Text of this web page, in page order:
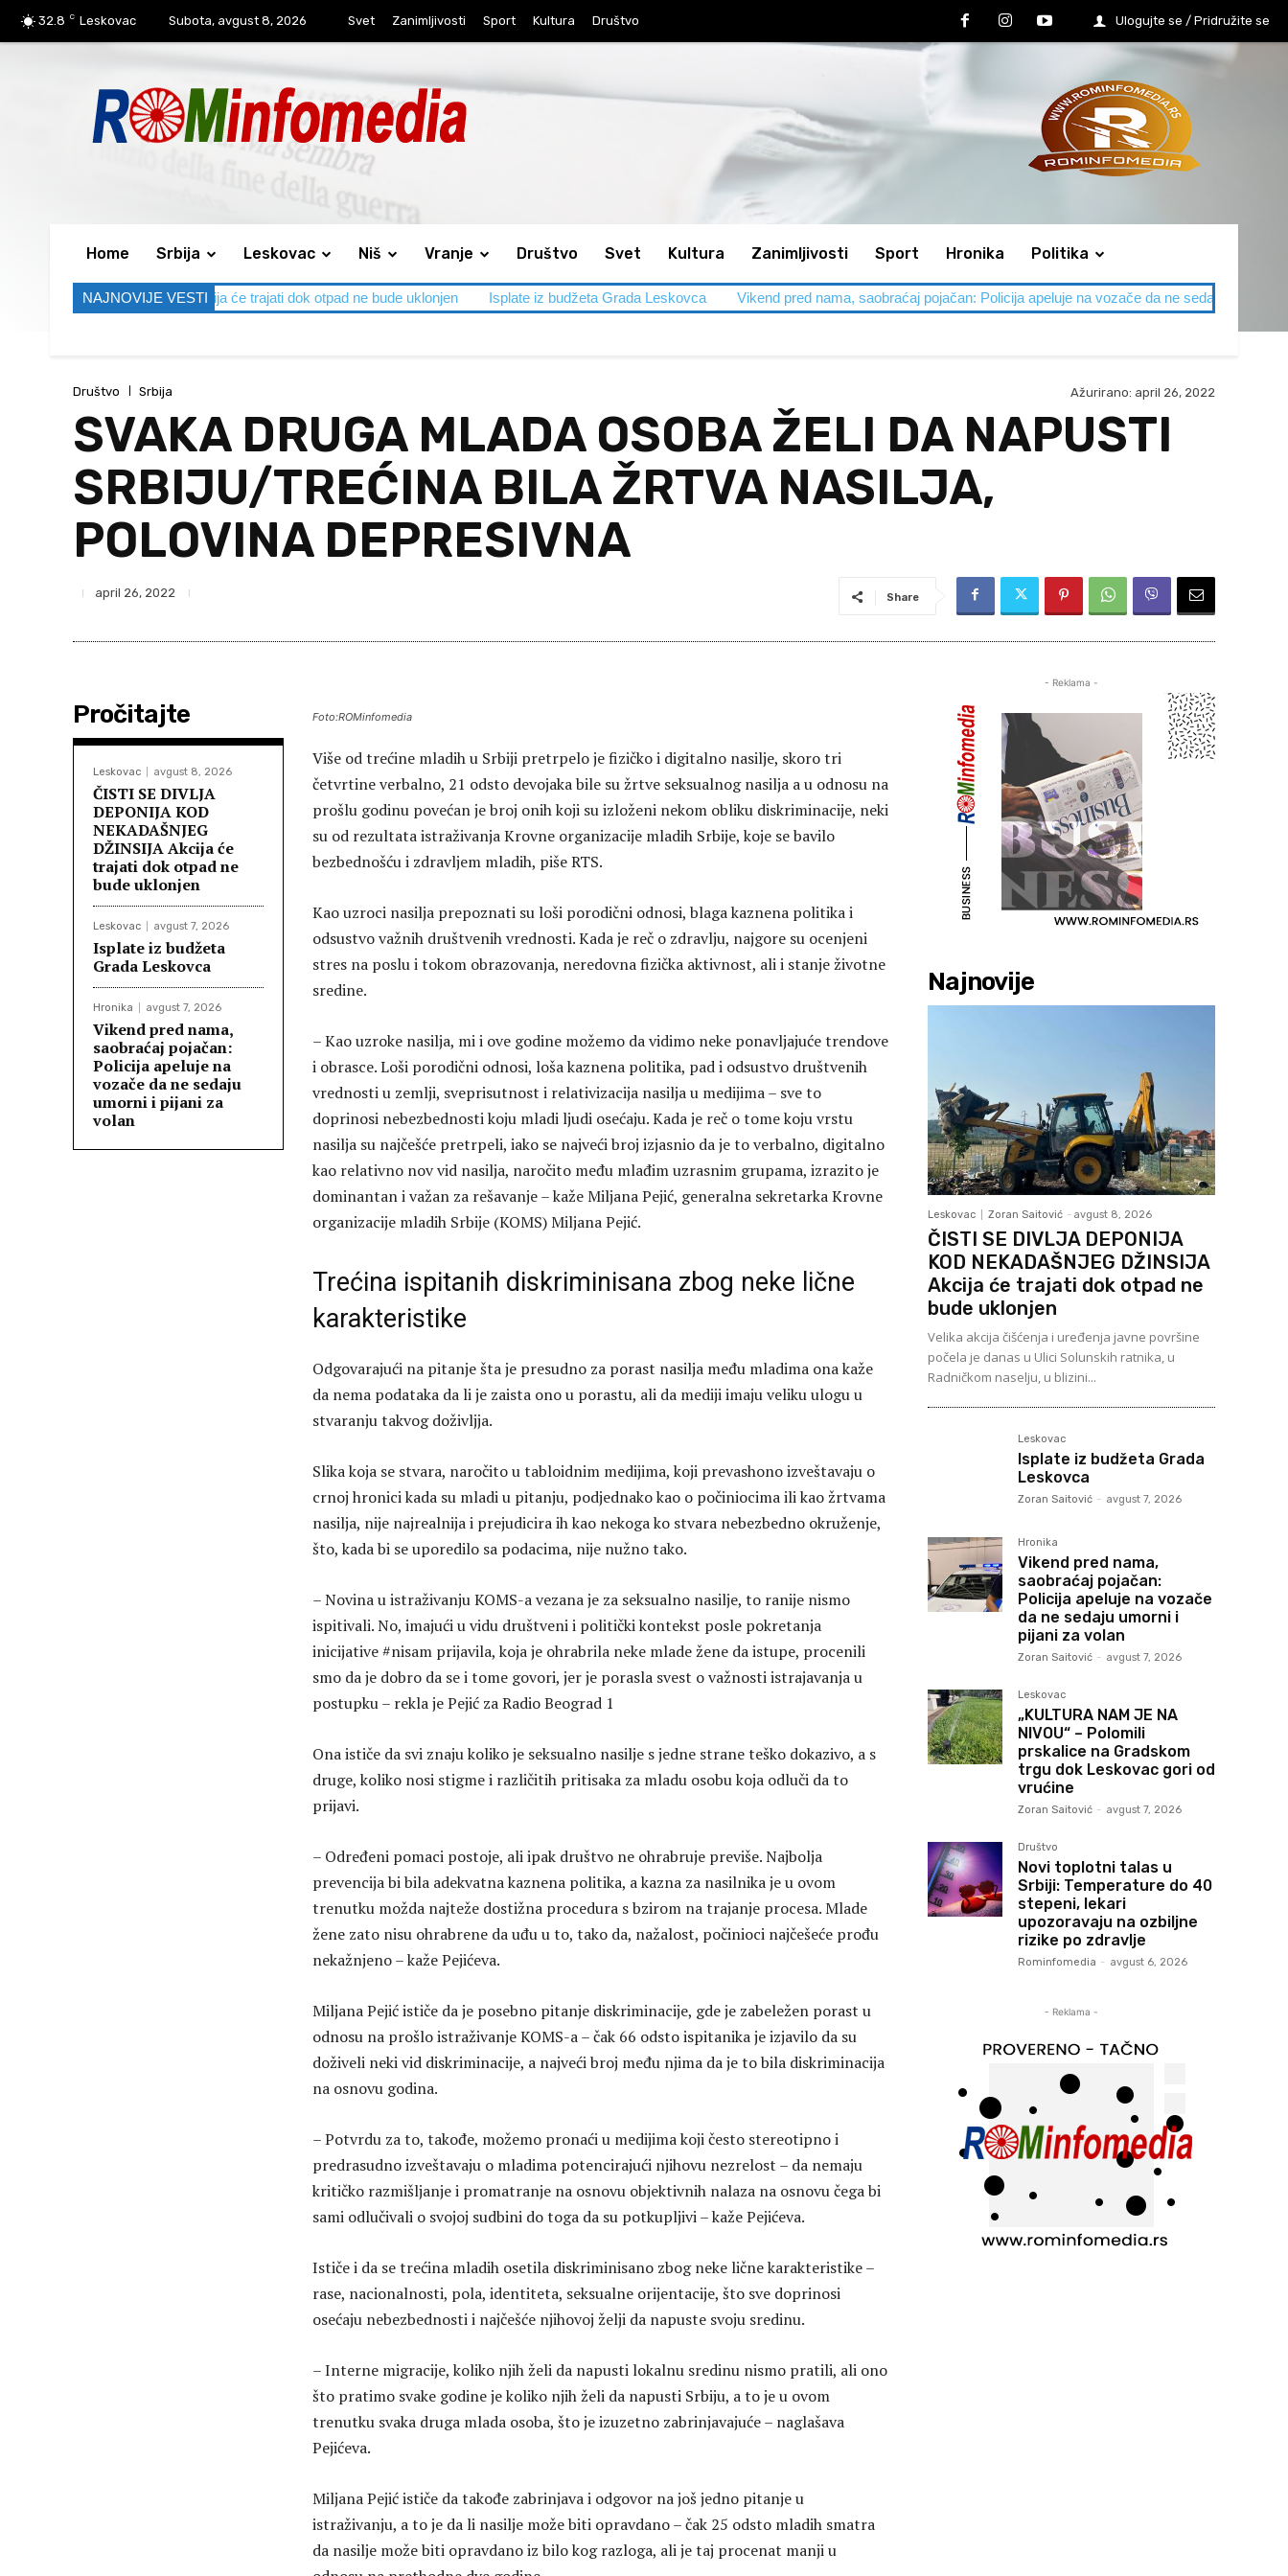
32.8 C Leskovac Subota, avgust 8, 2026 Svet Zanimljivosti Sport Kultura Društvo Ulogujte se / Pridružite se
Home Srbija Leskovac Niš Vranje Društvo Svet Kultura Zanimljivosti Sport Hronika Politika
NAJNOVIJE VESTI
Akcija će trajati dok otpad ne bude uklonjen Isplate iz budžeta Grada Leskovca Vikend pred nama, saobraćaj pojačan: Policija apeluje na vozače da ne sedaju umorni i pijani za volan
Društvo Srbija Ažurirano: april 26, 2022
SVAKA DRUGA MLADA OSOBA ŽELI DA NAPUSTI
SRBIJU/TREĆINA BILA ŽRTVA NASILJA,
POLOVINA DEPRESIVNA
april 26, 2022 Share
Pročitajte
Leskovac avgust 8, 2026
ČISTI SE DIVLJA
DEPONIJA KOD
NEKADAŠNJEG
DŽINSIJA Akcija će
trajati dok otpad ne
bude uklonjen
Leskovac avgust 7, 2026
Isplate iz budžeta
Grada Leskovca
Hronika avgust 7, 2026
Vikend pred nama,
saobraćaj pojačan:
Policija apeluje na
vozače da ne sedaju
umorni i pijani za
volan
Foto:ROMinfomedia
Više od trećine mladih u Srbiji pretrpelo je fizičko i digitalno nasilje, skoro tri
četvrtine verbalno, 21 odsto devojaka bile su žrtve seksualnog nasilja a u odnosu na
prošlu godinu povećan je broj onih koji su izloženi nekom obliku diskriminacije, neki
su od rezultata istraživanja Krovne organizacije mladih Srbije, koje se bavilo
bezbednošću i zdravljem mladih, piše RTS.
Kao uzroci nasilja prepoznati su loši porodični odnosi, blaga kaznena politika i
odsustvo važnih društvenih vrednosti. Kada je reč o zdravlju, najgore su ocenjeni
stres na poslu i tokom obrazovanja, neredovna fizička aktivnost, ali i stanje životne
sredine.
– Kao uzroke nasilja, mi i ove godine možemo da vidimo neke ponavljajuće trendove
i obrasce. Loši porodični odnosi, loša kaznena politika, pad i odsustvo društvenih
vrednosti u zemlji, sveprisutnost i relativizacija nasilja u medijima – sve to
doprinosi nebezbednosti koju mladi ljudi osećaju. Kada je reč o tome koju vrstu
nasilja su najčešće pretrpeli, iako se najveći broj izjasnio da je to verbalno, digitalno
kao relativno nov vid nasilja, naročito među mlađim uzrasnim grupama, izrazito je
dominantan i važan za rešavanje – kaže Miljana Pejić, generalna sekretarka Krovne
organizacije mladih Srbije (KOMS) Miljana Pejić.
Trećina ispitanih diskriminisana zbog neke lične
karakteristike
Odgovarajući na pitanje šta je presudno za porast nasilja među mladima ona kaže
da nema podataka da li je zaista ono u porastu, ali da mediji imaju veliku ulogu u
stvaranju takvog doživljja.
Slika koja se stvara, naročito u tabloidnim medijima, koji prevashono izveštavaju o
crnoj hronici kada su mladi u pitanju, podjednako kao o počiniocima ili kao žrtvama
nasilja, nije najrealnija i prejudicira ih kao nekoga ko stvara nebezbedno okruženje,
što, kada bi se uporedilo sa podacima, nije nužno tako.
– Novina u istraživanju KOMS-a vezana je za seksualno nasilje, to ranije nismo
ispitivali. No, imajući u vidu društveni i politički kontekst posle pokretanja
inicijative #nisam prijavila, koja je ohrabrila neke mlade žene da istupe, procenili
smo da je dobro da se i tome govori, jer je porasla svest o važnosti istrajavanja u
postupku – rekla je Pejić za Radio Beograd 1
Ona ističe da svi znaju koliko je seksualno nasilje s jedne strane teško dokazivo, a s
druge, koliko nosi stigme i različitih pritisaka za mladu osobu koja odluči da to
prijavi.
– Određeni pomaci postoje, ali ipak društvo ne ohrabruje previše. Najbolja
prevencija bi bila adekvatna kaznena politika, a kazna za nasilnika je u ovom
trenutku možda najteže dostižna procedura s bzirom na trajanje procesa. Mlade
žene zato nisu ohrabrene da uđu u to, tako da, nažalost, počinioci najčešeće prođu
nekažnjeno – kaže Pejićeva.
Miljana Pejić ističe da je posebno pitanje diskriminacije, gde je zabeležen porast u
odnosu na prošlo istraživanje KOMS-a – čak 66 odsto ispitanika je izjavilo da su
doživeli neki vid diskriminacije, a najveći broj među njima da je to bila diskriminacija
na osnovu godina.
– Potvrdu za to, takođe, možemo pronaći u medijima koji često stereotipno i
predrasudno izveštavaju o mladima potencirajući njihovu nezrelost – da nemaju
kritičko razmišljanje i promatranje na osnovu objektivnih nalaza na osnovu čega bi
sami odlučivali o svojoj sudbini do toga da su potkupljivi – kaže Pejićeva.
Ističe i da se trećina mladih osetila diskriminisano zbog neke lične karakteristike –
rase, nacionalnosti, pola, identiteta, seksualne orijentacije, što sve doprinosi
osećaju nebezbednosti i najčešće njihovoj želji da napuste svoju sredinu.
– Interne migracije, koliko njih želi da napusti lokalnu sredinu nismo pratili, ali ono
što pratimo svake godine je koliko njih želi da napusti Srbiju, a to je u ovom
trenutku svaka druga mlada osoba, što je izuzetno zabrinjavajuće – naglašava
Pejićeva.
Miljana Pejić ističe da takođe zabrinjava i odgovor na još jedno pitanje u
istraživanju, a to je da li nasilje može biti opravdano – čak 25 odsto mladih smatra
da nasilje može biti opravdano iz bilo kog razloga, ali je taj procenat manji u
- Reklama -
Najnovije
Leskovac Zoran Saitović - avgust 8, 2026
ČISTI SE DIVLJA DEPONIJA
KOD NEKADAŠNJEG DŽINSIJA
Akcija će trajati dok otpad ne
bude uklonjen
Velika akcija čišćenja i uređenja javne površine
počela je danas u Ulici Solunskih ratnika, u
Radničkom naselju, u blizini...
Leskovac
Isplate iz budžeta Grada
Leskovca
Zoran Saitović - avgust 7, 2026
Hronika
Vikend pred nama,
saobraćaj pojačan:
Policija apeluje na vozače
da ne sedaju umorni i
pijani za volan
Zoran Saitović - avgust 7, 2026
Leskovac
„KULTURA NAM JE NA
NIVOU“ – Polomili
prskalice na Gradskom
trgu dok Leskovac gori od
vrućine
Zoran Saitović - avgust 7, 2026
Društvo
Novi toplotni talas u
Srbiji: Temperature do 40
stepeni, lekari
upozoravaju na ozbiljne
rizike po zdravlje
Rominfomedia - avgust 6, 2026
- Reklama -